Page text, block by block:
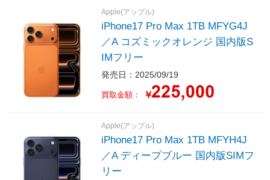
Apple(アップル)
iPhone17 Pro Max 1TB MFYG4J
／A コズミックオレンジ 国内版S
IMフリー
発売日：2025/09/19
買取金額： ￥
Apple(アップル)
iPhone17 Pro Max 1TB MFYH4J
／A ディープブルー 国内版SIMフ
リー